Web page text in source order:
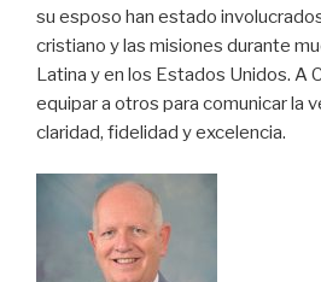
su esposo han estado
cristiano y las misiones durante
Latina y en los Estados Unidos. A
equipar a otros para comunicar la
claridad, fidelidad y excelencia.